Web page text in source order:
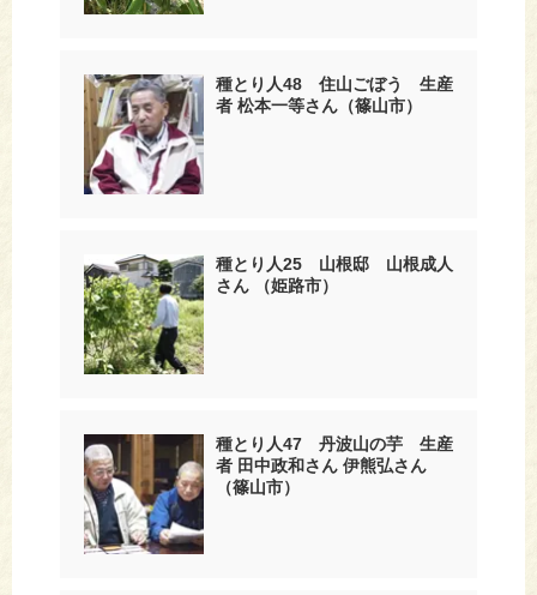
種とり人48 住山ごぼう 生産
者 松本一等さん（篠山市）
種とり人25 山根邸 山根成人
さん （姫路市）
種とり人47 丹波山の芋 生産
者 田中政和さん 伊熊弘さん
（篠山市）